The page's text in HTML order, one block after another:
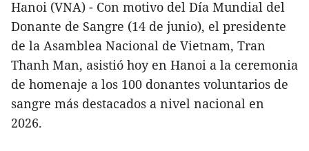
Hanoi (VNA) - Con motivo del Día Mundial del
Donante de Sangre (14 de junio), el presidente
de la Asamblea Nacional de Vietnam, Tran
Thanh Man, asistió hoy en Hanoi a la ceremonia
de homenaje a los 100 donantes voluntarios de
sangre más destacados a nivel nacional en
2026.